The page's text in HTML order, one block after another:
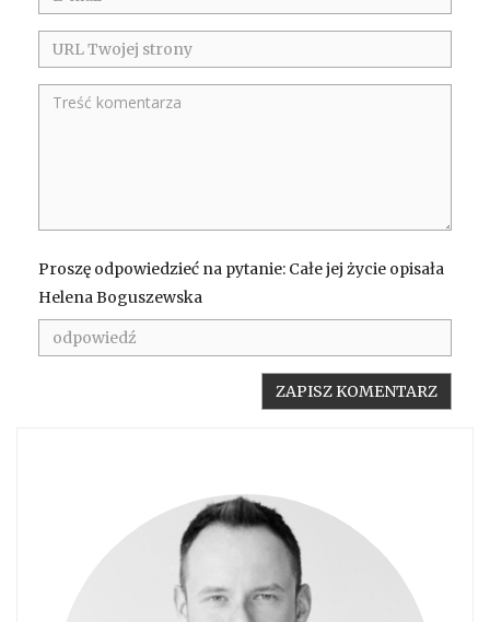
Proszę odpowiedzieć na pytanie: Całe jej życie opisała
Helena Boguszewska